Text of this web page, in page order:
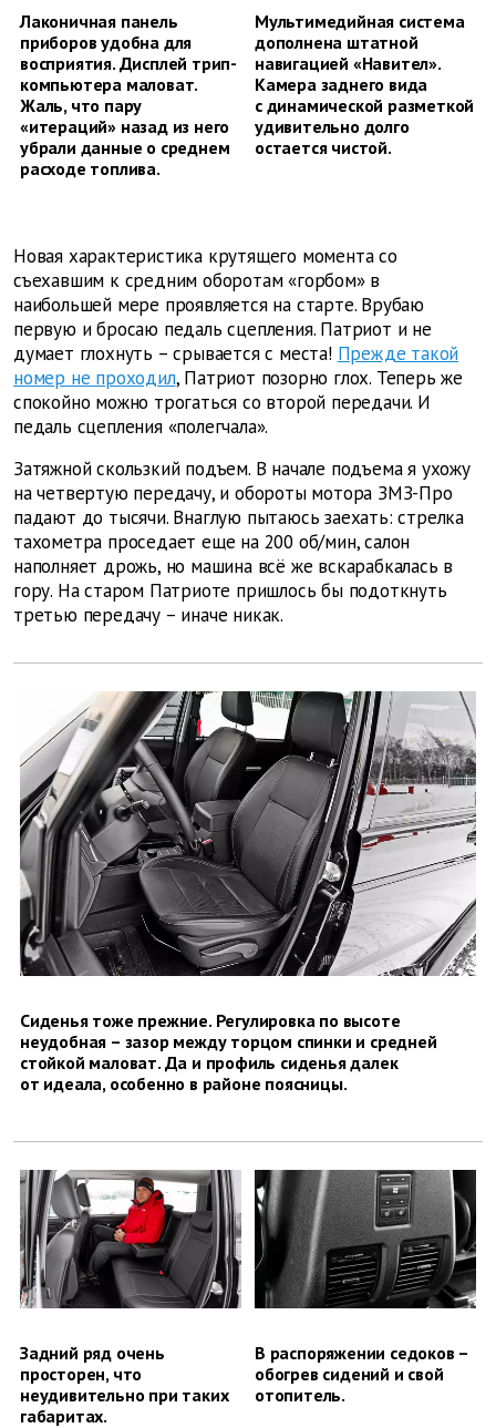
Лаконичная панель
приборов удобна для
восприятия. Дисплей трип-
компьютера маловат.
Жаль, что пару
«итераций» назад из него
убрали данные о среднем
расходе топлива.
Мультимедийная система
дополнена штатной
навигацией «Навител».
Камера заднего вида
с динамической разметкой
удивительно долго
остается чистой.
Новая характеристика крутящего момента со
съехавшим к средним оборотам «горбом» в
наибольшей мере проявляется на старте. Врубаю
первую и бросаю педаль сцепления. Патриот и не
думает глохнуть – срывается с места! Прежде такой
номер не проходил, Патриот позорно глох. Теперь же
спокойно можно трогаться со второй передачи. И
педаль сцепления «полегчала».
Затяжной скользкий подъем. В начале подъема я ухожу
на четвертую передачу, и обороты мотора ЗМЗ-Про
падают до тысячи. Внаглую пытаюсь заехать: стрелка
тахометра проседает еще на 200 об/мин, салон
наполняет дрожь, но машина всё же вскарабкалась в
гору. На старом Патриоте пришлось бы подо­ткнуть
третью передачу – иначе никак.
Сиденья тоже прежние. Регулировка по высоте
неудобная – зазор между торцом спинки и средней
стойкой маловат. Да и профиль сиденья далек
от идеала, особенно в районе поясницы.
Задний ряд очень
просторен, что
неудивительно при таких
габаритах.
В распоряжении седоков –
обогрев сидений и свой
отопитель.